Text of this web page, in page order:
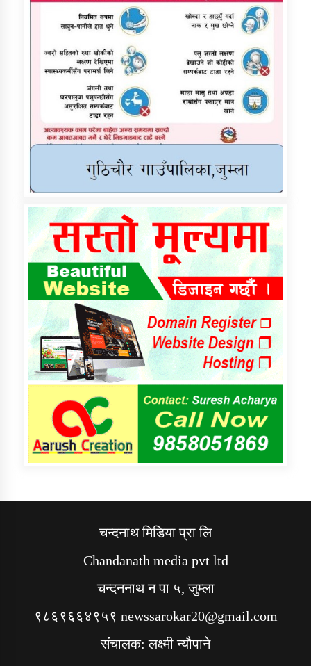
चन्दनाथ मिडिया प्रा लि
Chandanath media pvt ltd
चन्दननाथ न पा ५, जुम्ला
९८६९६६४९५९ newssarokar20@gmail.com
संचालक: लक्ष्मी न्यौपाने